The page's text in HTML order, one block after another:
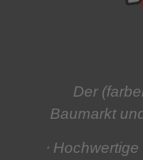
Der
Baumarkt
⋅